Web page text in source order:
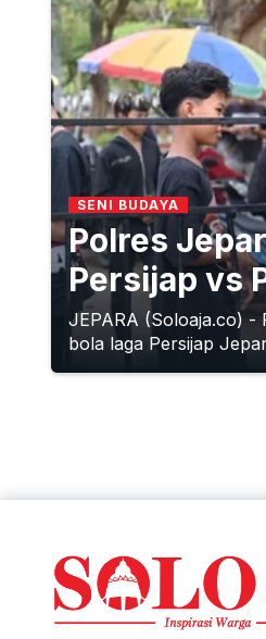
SENI BUDAYA
Polres
Persijap vs
JEPARA (Soloaja.co)
bola laga Persijap